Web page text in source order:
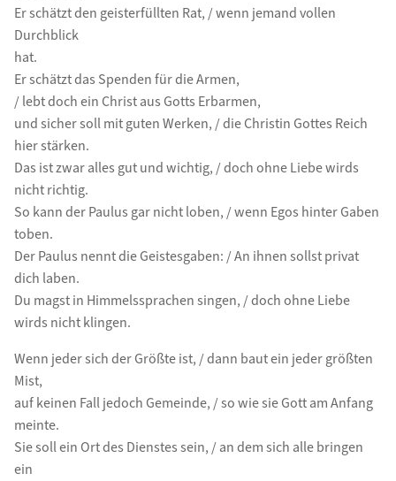
Er schätzt den geisterfüllten Rat, / wenn jemand vollen
Durchblick
hat.
Er schätzt das Spenden für die Armen,
/ lebt doch ein Christ aus Gotts Erbarmen,
und sicher soll mit guten Werken, / die Christin Gottes Reich
hier stärken.
Das ist zwar alles gut und wichtig, / doch ohne Liebe wirds
nicht richtig.
So kann der Paulus gar nicht loben, / wenn Egos hinter Gaben
toben.
Der Paulus nennt die Geistesgaben: / An ihnen sollst privat
dich laben.
Du magst in Himmelssprachen singen, / doch ohne Liebe
wirds nicht klingen.
Wenn jeder sich der Größte ist, / dann baut ein jeder größten
Mist,
auf keinen Fall jedoch Gemeinde, / so wie sie Gott am Anfang
meinte.
Sie soll ein Ort des Dienstes sein, / an dem sich alle bringen
ein